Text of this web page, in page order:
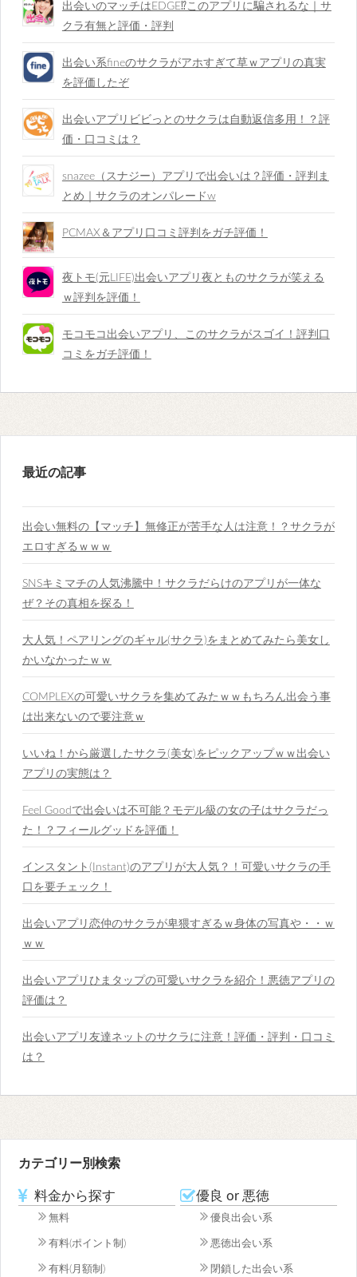
出会いのマッチはEDGE⁉︎このアプリに騙されるな｜サ
クラ有無と評価・評判
出会い系fineのサクラがアホすぎて草ｗアプリの真実
を評価したぞ
出会いアプリビビっとのサクラは自動返信多用！？評
価・口コミは？
snazee（スナジー）アプリで出会いは？評価・評判ま
とめ｜サクラのオンパレードw
PCMAX＆アプリ口コミ評判をガチ評価！
夜トモ(元LIFE)出会いアプリ夜とものサクラが笑える
ｗ評判を評価！
モコモコ出会いアプリ、このサクラがスゴイ！評判口
コミをガチ評価！
最近の記事
出会い無料の【マッチ】無修正が苦手な人は注意！？サクラが
エロすぎるｗｗｗ
SNSキミマチの人気沸騰中！サクラだらけのアプリが一体な
ぜ？その真相を探る！
大人気！ペアリングのギャル(サクラ)をまとめてみたら美女し
かいなかったｗｗ
COMPLEXの可愛いサクラを集めてみたｗｗもちろん出会う事
は出来ないので要注意ｗ
いいね！から厳選したサクラ(美女)をピックアップｗｗ出会い
アプリの実態は？
Feel Goodで出会いは不可能？モデル級の女の子はサクラだっ
た！？フィールグッドを評価！
インスタント(Instant)のアプリが大人気？！可愛いサクラの手
口を要チェック！
出会いアプリ恋仲のサクラが卑猥すぎるｗ身体の写真や・・ｗ
ｗｗ
出会いアプリひまタップの可愛いサクラを紹介！悪徳アプリの
評価は？
出会いアプリ友達ネットのサクラに注意！評価・評判・口コミ
は？
カテゴリー別検索
料金から探す
無料
有料(ポイント制)
有料(月額制)
優良 or 悪徳
優良出会い系
悪徳出会い系
閉鎖した出会い系